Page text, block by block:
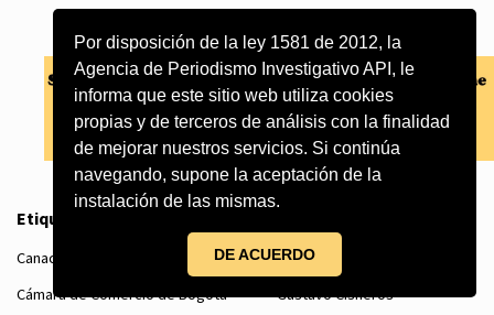
Por disposición de la ley 1581 de 2012, la
Agencia de Periodismo Investigativo API, le
informa que este sitio web utiliza cookies
propias y de terceros de análisis con la finalidad
de mejorar nuestros servicios. Si continúa
navegando, supone la aceptación de la
instalación de las mismas.
DE ACUERDO
Etiquetas
Canacol Energy VP Ingenergía
Tribunal de Arbitramento
Cámara de Comercio de Bogotá
Gustavo Cisneros